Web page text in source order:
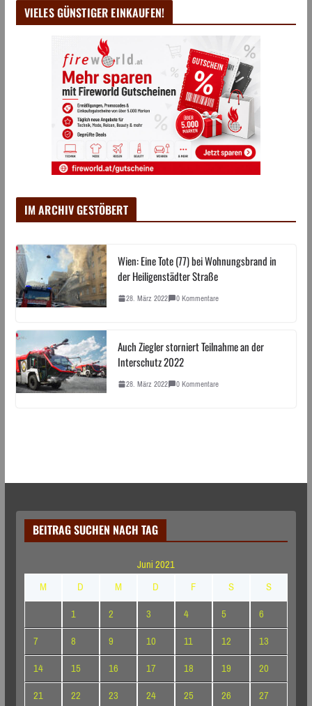
VIELES GÜNSTIGER EINKAUFEN!
IM ARCHIV GESTÖBERT
Wien: Eine Tote (77) bei Wohnungsbrand in
der Heiligenstädter Straße
28. März 2022 0 Kommentare
Auch Ziegler storniert Teilnahme an der
Interschutz 2022
28. März 2022 0 Kommentare
BEITRAG SUCHEN NACH TAG
Juni 2021
M
D M D F S
S
1
2 3 4 5
6
7
8 9 10 11 12
13
14
15 16 17 18 19
20
21
22 23 24 25 26
27